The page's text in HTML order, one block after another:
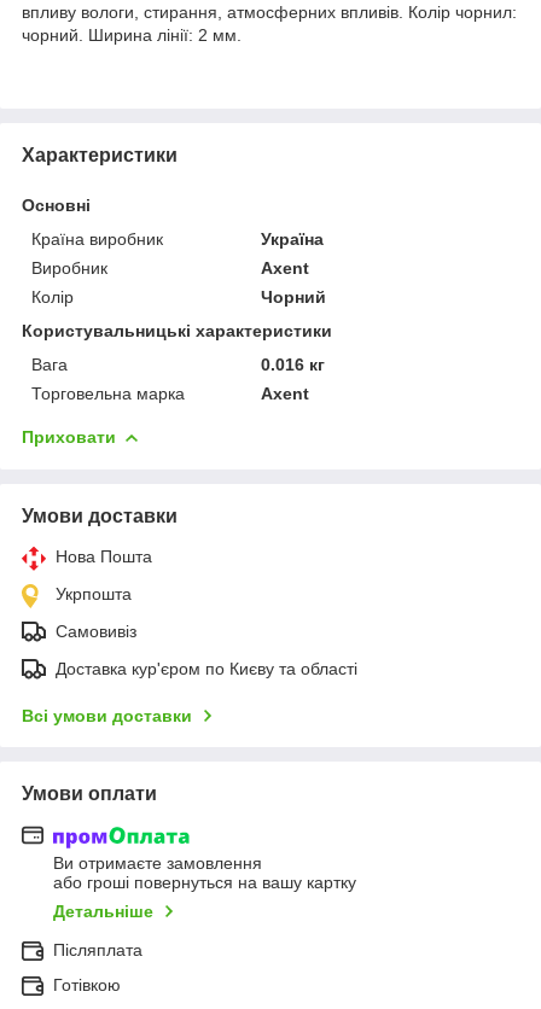
впливу вологи, стирання, атмосферних впливів. Колір чорнил:
чорний. Ширина лінії: 2 мм.
Характеристики
Основні
Країна виробник
Україна
Виробник
Axent
Колір
Чорний
Користувальницькі характеристики
Вага
0.016 кг
Торговельна марка
Axent
Приховати
Умови доставки
Нова Пошта
Укрпошта
Самовивіз
Доставка кур'єром по Києву та області
Всі умови доставки
Умови оплати
Ви отримаєте замовлення
або гроші повернуться на вашу картку
Детальніше
Післяплата
Готівкою